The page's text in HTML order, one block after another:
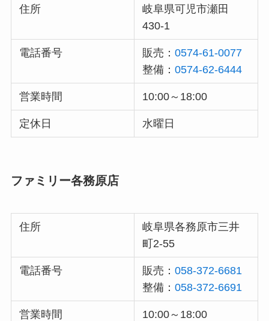
住所
岐阜県可児市瀬田
430-1
電話番号 販売：0574-61-0077
整備：0574-62-6444
営業時間 10:00～18:00
定休日 水曜日
ファミリー各務原店
住所
岐阜県各務原市三井
町2-55
電話番号 販売：058-372-6681
整備：058-372-6691
営業時間 10:00～18:00